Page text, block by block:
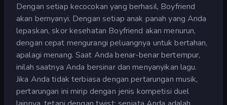
Dengan setiap kecocokan yang berhasil, Boyfriend
akan bernyanyi. Dengan setiap anak panah yang Anda
lepaskan, skor kesehatan Boyfriend akan menurun,
dengan cepat mengurangi peluangnya untuk bertahan,
apalagi menang. Saat Anda benar-benar bertempur,
inilah saatnya Anda bersinar dan menyanyikan lagu.
Jika Anda tidak terbiasa dengan pertarungan musik,
pertarungan ini mirip dengan jenis kompetisi duel